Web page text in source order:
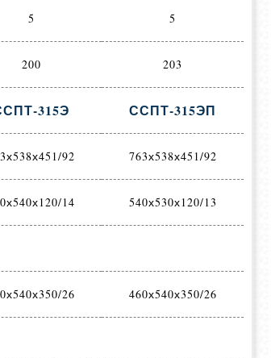
5 5
200 203
315Э ССПТ-315ЭП
92 763х538х451/92
14 540х530х120/13
26 460х540х350/26